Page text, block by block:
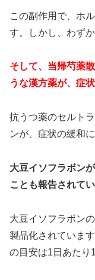
この副作用で、ホ
す。しかし、わずか
そして、当帰芍薬
うな漢方薬が、症
抗うつ薬のセルト
ンが、症状の緩和
大豆イソフラボン
ことも報告されてい
大豆イソフラボン
製品化されていま
の目安は1日あたり